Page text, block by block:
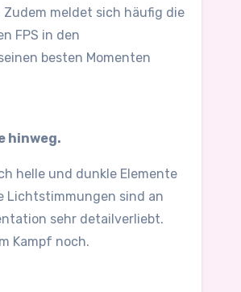
meldet sich häufig die
FPS in den
besten Momenten
hinweg.
helle und dunkle Elemente
Lichtstimmungen sind an
sehr detailverliebt.
Kampf noch.